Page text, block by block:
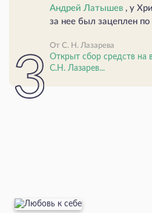
Андрей Латышев , у
за нее был зацеплен
От С. Н. Лазарева
Открыт сбор средств на
С.Н. Лазарев...